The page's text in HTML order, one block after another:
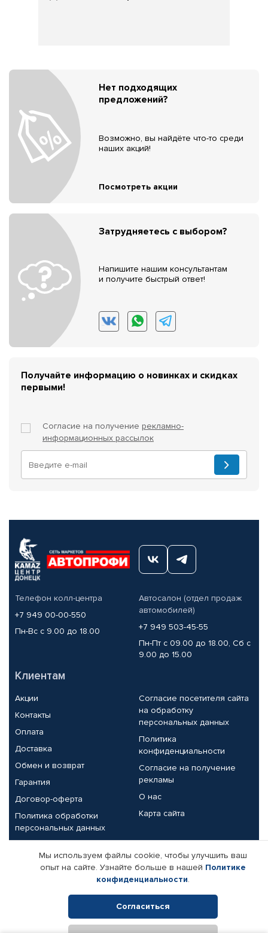
Нет подходящих
предложений?
Возможно, вы найдёте что-то среди
наших акций!
Посмотреть акции
Затрудняетесь с выбором?
Напишите нашим консультантам
и получите быстрый ответ!
Получайте информацию о новинках и скидках
первыми!
Согласие на получение рекламно-
информационных рассылок
Телефон колл-центра
+7 949 00-00-550
Пн-Вс с 9.00 до 18.00
Автосалон (отдел продаж
автомобилей)
+7 949 503-45-55
Пн-Пт с 09.00 до 18.00, Сб с
9.00 до 15.00
Клиентам
Акции
Контакты
Оплата
Доставка
Обмен и возврат
Гарантия
Договор-оферта
Политика обработки
персональных данных
Согласие посетителя сайта
на обработку
персональных данных
Политика
конфиденциальности
Согласие на получение
рекламы
О нас
Карта сайта
Партнерам
Корпоративным клиентам
Поставщикам
Реквизиты компании
Мы используем файлы cookie, чтобы улучшить ваш
опыт на сайте. Узнайте больше в нашей Политике
конфиденциальности.
Согласиться